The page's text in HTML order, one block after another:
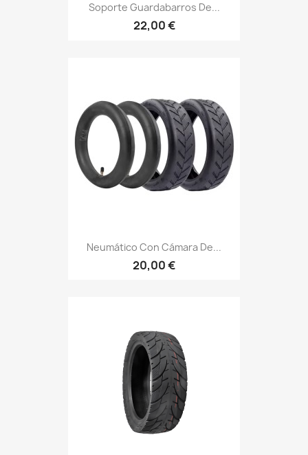
Soporte Guardabarros De...
22,00 €
Neumático Con Cámara De...
20,00 €